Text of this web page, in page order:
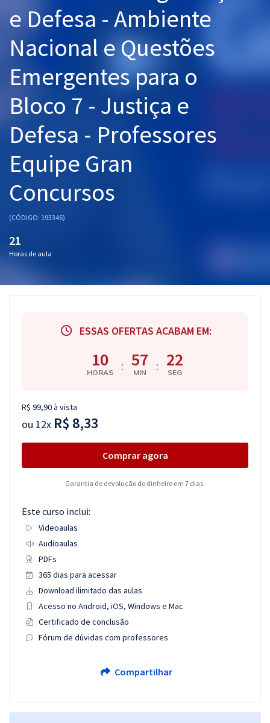
OAB
Questões grátis
Blog
Aprovados
e Defesa - Ambiente
Nacional e Questões
Emergentes para o
Bloco 7 - Justiça e
Defesa - Professores
Equipe Gran
Concursos
(CÓDIGO: 193346)
21
Horas de aula
ESSAS OFERTAS ACABAM EM:
10
HORAS : 57
MIN : 21
SEG
R$ 99,90 à vista
ou 12x R$ 8,33
Comprar agora
Garantia de devolução do dinheiro em 7 dias.
Este curso inclui:
Videoaulas
Audioaulas
PDFs
365 dias para acessar
Download ilimitado das aulas
Acesso no Android, iOS, Windows e Mac
Certificado de conclusão
Fórum de dúvidas com professores
Compartilhar